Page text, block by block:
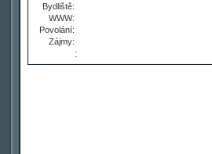
Bydliště:
WWW:
Povolání:
Zájmy:
: